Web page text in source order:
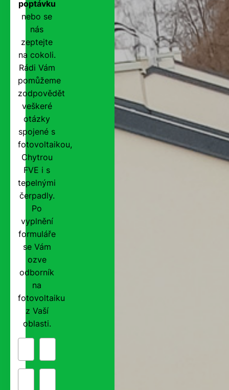
poptávku
nebo se
nás
zeptejte
na cokoli.
Rádi Vám
pomůžeme
zodpovědět
veškeré
otázky
spojené s
fotovoltaikou,
Chytrou
FVE i s
tepelnými
čerpadly.
Po
vyplnění
formuláře
se Vám
ozve
odborník
na
fotovoltaiku
z Vaší
oblasti.